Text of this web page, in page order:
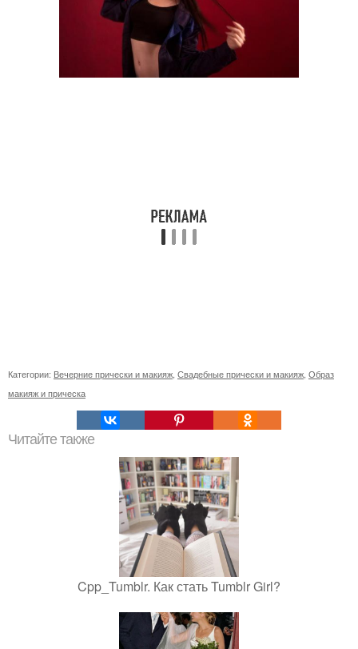
Категории: Вечерние прически и макияж Свадебные прически и макияж Образ
макияж и прическа
Читайте также
Cpp_Tumblr. Как стать Tumblr Girl?